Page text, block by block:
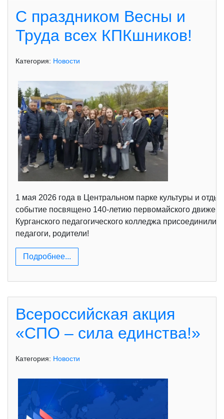
С праздником Весны и
Труда всех КПКшников!
Категория: Новости
1 мая 2026 года в Центральном парке культуры и
событие посвящено 140-летию первомайского
Курганского педагогического колледжа
педагоги, родители!
Подробнее...
Всероссийская акция
«СПО – сила единства!»
Категория: Новости